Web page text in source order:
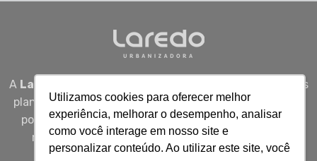
Utilizamos cookies para oferecer melhor
experiência, melhorar o desempenho, analisar
como você interage em nosso site e
personalizar conteúdo. Ao utilizar este site, você
A Laredo Urbanizadora
desenvolve empreendimentos
planejados em Sergipe, unindo qualidade, segurança e
potencial real de valorização para quem busca viver
melhor, investir bem e construir patrimônio com
inteligência.